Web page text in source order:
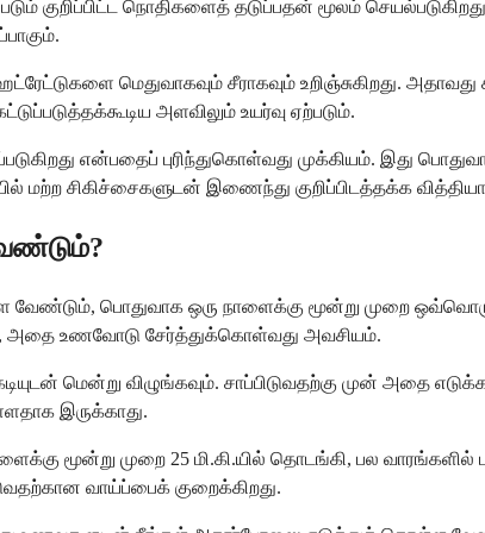
குறிப்பிட்ட நொதிகளைத் தடுப்பதன் மூலம்
மெதுவாகவும் சீராகவும் உறிஞ்சுகிறது.
அளவிலும் உயர்வு ஏற்படும்.
என்பதைப் புரிந்துகொள்வது முக்கியம். இது
மற்ற சிகிச்சைகளுடன் இணைந்து குறிப்பிடத்தக்க
பொதுவாக ஒரு நாளைக்கு மூன்று முறை
அதை உணவோடு சேர்த்துக்கொள்வது அவசியம்.
மென்று விழுங்கவும். சாப்பிடுவதற்கு முன் அதை
இருக்காது.
மூன்று முறை 25 மி.கி.யில் தொடங்கி, பல வாரங்களில்
வாய்ப்பைக் குறைக்கிறது.